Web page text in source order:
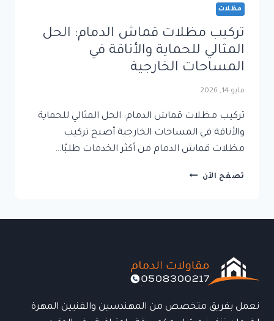
مظلات
تركيب مظلات قماش الدمام: الحل
المثالي للحماية والأناقة في
المساحات الخارجية
مايو 14, 2026
تركيب مظلات قماش الدمام: الحل المثالي للحماية
والأناقة في المساحات الخارجية أصبح تركيب
مظلات قماش الدمام من أكثر الخدمات طلبًا…
تصفح الآن تركيب
والأناقة
في
الخارجية
نعمل بفريق متخصص من المهندسين والفنيين المهرة